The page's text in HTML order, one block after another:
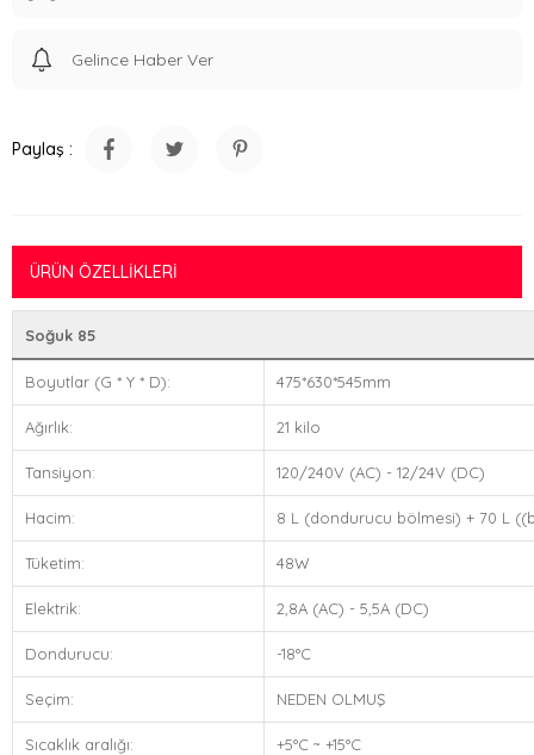
Gelince Haber Ver
Paylaş :
ÜRÜN ÖZELLIKLERI
Soğuk 85
Boyutlar (G * Y * D): 475*630*545mm
Ağırlık: 21 kilo
Tansiyon: 120/240V (AC) - 12/24V (DC)
Hacim: 8 L (dondurucu bölmesi) + 70 L
Tüketim: 48W
Elektrik: 2,8A (AC) - 5,5A (DC)
Dondurucu: -18°C
Seçim: NEDEN OLMUŞ
Sıcaklık aralığı: +5°C ~ +15°C